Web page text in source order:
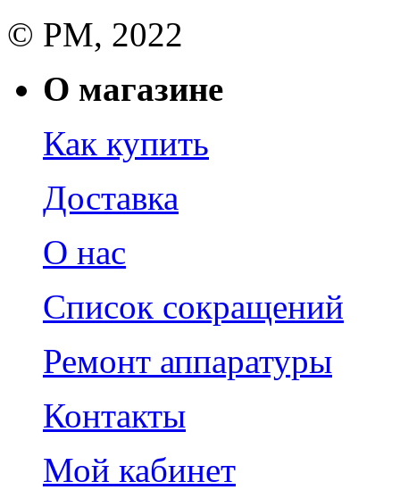
© РМ, 2022
О магазине
Как купить
Доставка
О нас
Список сокращений
Ремонт аппаратуры
Контакты
Мой кабинет